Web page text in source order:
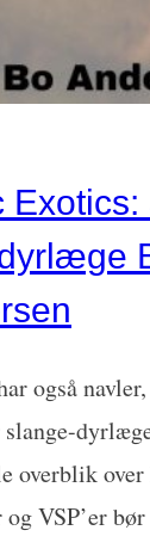
også
overblik
VSP’er